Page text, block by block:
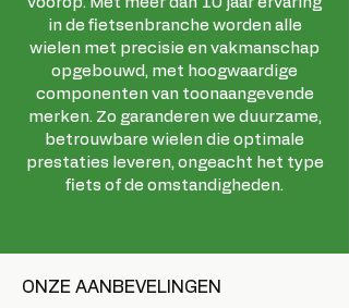
in de fietsenbranche worden alle
wielen met precisie en vakmanschap
opgebouwd, met hoogwaardige
componenten van toonaangevende
merken. Zo garanderen we duurzame,
betrouwbare wielen die optimale
prestaties leveren, ongeacht het type
fiets of de omstandigheden.
ONZE AANBEVELINGEN